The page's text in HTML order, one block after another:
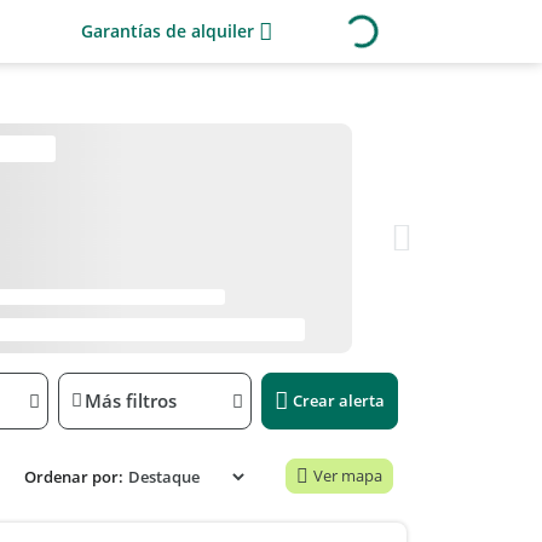
Garantías de alquiler
Más filtros Crear alerta
Ordenar por: Ver mapa